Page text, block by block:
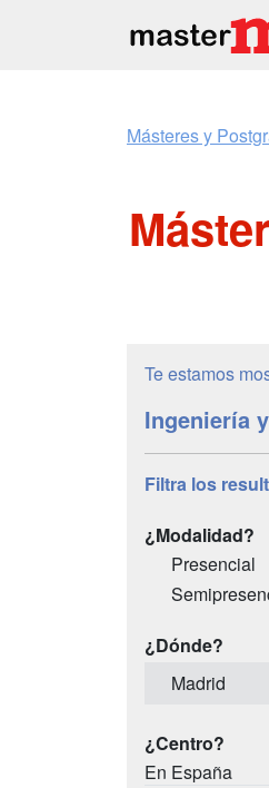
Másteres y
Te estamos
Ingeniería
Filtra los
¿Modalidad?
Presencial
¿Dónde?
Madrid
¿Centro?
En España